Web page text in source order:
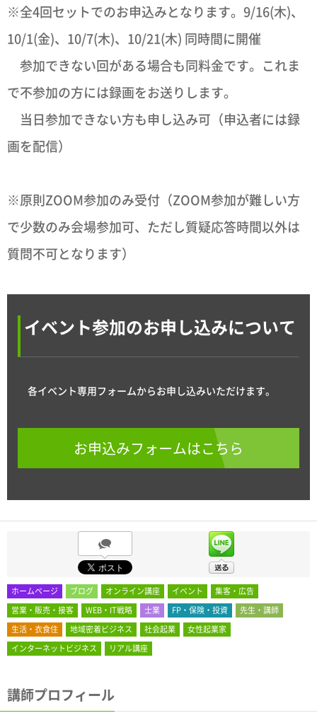
※全4回セットでのお申込みとなります。9/16(木)、
10/1(金)、10/7(木)、10/21(木) 同時間に開催
参加できない回がある場合も同料金です。これま
で不参加の方には録画をお送りします。
当日参加できない方も申し込み可（申込者には録
画を配信）
※原則ZOOM参加のみ受付（ZOOM参加が難しい方
で少数のみ会場参加可、ただし質疑応答時間以外は
質問不可となります）
イベント参加のお申し込みについて
各イベント専用フォームからお申し込みいただけます。
お申込みフォームはこちら
ホームページ ブログ オンライン講座 イベント
集客・広告
営業・販売・接客
WEB・IT戦略 士業 FP・保険・投資
先生・講師
生活・衣食住
地域密着ビジネス 社会起業
女性起業家
インターネットビジネス
リアル講座
講師プロフィール